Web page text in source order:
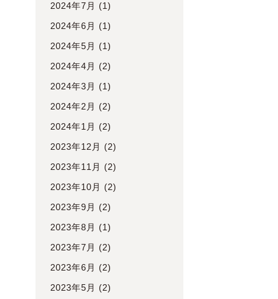
2024年7月 (1)
2024年6月 (1)
2024年5月 (1)
2024年4月 (2)
2024年3月 (1)
2024年2月 (2)
2024年1月 (2)
2023年12月 (2)
2023年11月 (2)
2023年10月 (2)
2023年9月 (2)
2023年8月 (1)
2023年7月 (2)
2023年6月 (2)
2023年5月 (2)